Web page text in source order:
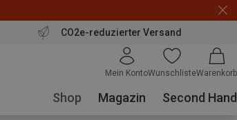
CO2e-reduzierter Versand
Mein KontoWunschlisteWarenkorb
Shop Magazin Second Hand